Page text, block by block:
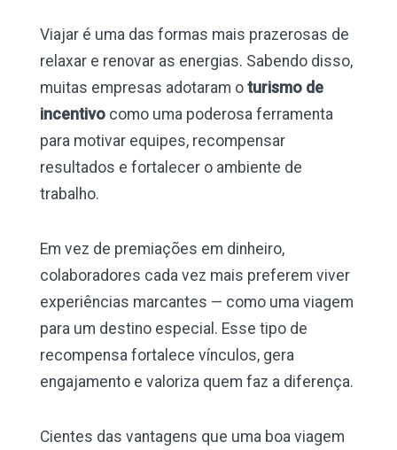
Viajar é uma das formas mais prazerosas de
relaxar e renovar as energias. Sabendo disso,
muitas empresas adotaram o turismo de
incentivocomo uma poderosa ferramenta
para motivar equipes, recompensar
resultados e fortalecer o ambiente de
trabalho.
Em vez de premiações em dinheiro,
colaboradores cada vez mais preferem viver
experiências marcantes — como uma viagem
para um destino especial. Esse tipo de
recompensa fortalece vínculos, gera
engajamento e valoriza quem faz a diferença.
Cientes das vantagens que uma boa viagem